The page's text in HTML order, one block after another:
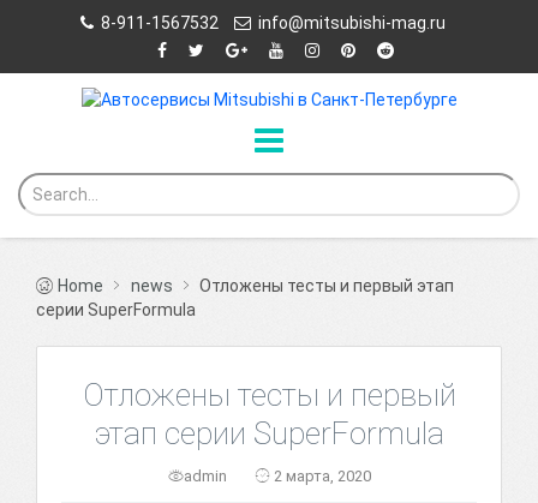
8-911-1567532 info@mitsubishi-mag.ru
Home news
Отложены тесты и первый этап
серии SuperFormula
Отложены тесты и первый
этап серии SuperFormula
admin 2 марта, 2020